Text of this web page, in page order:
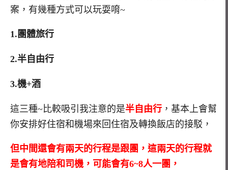
案，有幾種方式可以玩耍唷~
1.團體旅行
2.半自由行
3.機+酒
這三種~比較吸引我注意的是半自由行 ，基本上會幫
你安排好住宿和機場來回住宿及轉換飯店的接駁，
但中間還會有兩天的行程是跟團，這兩天的行程就
是會有地陪和司機，可能會有6~8人一團，